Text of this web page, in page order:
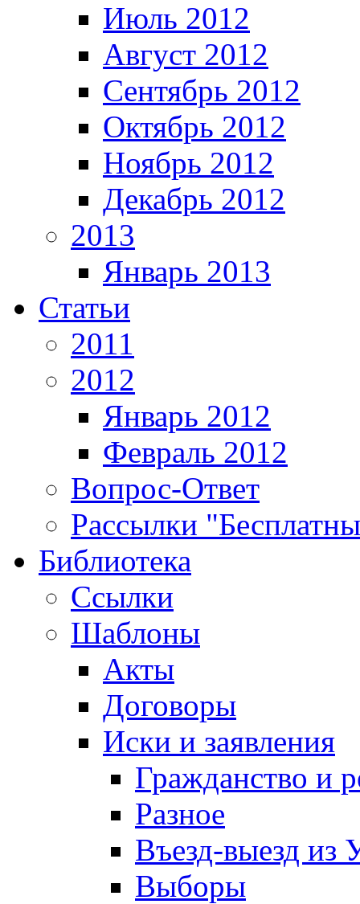
Июль 2012
Август 2012
Сентябрь 2012
Октябрь 2012
Ноябрь 2012
Декабрь 2012
2013
Январь 2013
Статьи
2011
2012
Январь 2012
Февраль 2012
Вопрос-Ответ
Рассылки
Библиотека
Ссылки
Шаблоны
Акты
Договоры
Иски и заявления
Гражданство и
Разное
Въезд-выезд из
Выборы